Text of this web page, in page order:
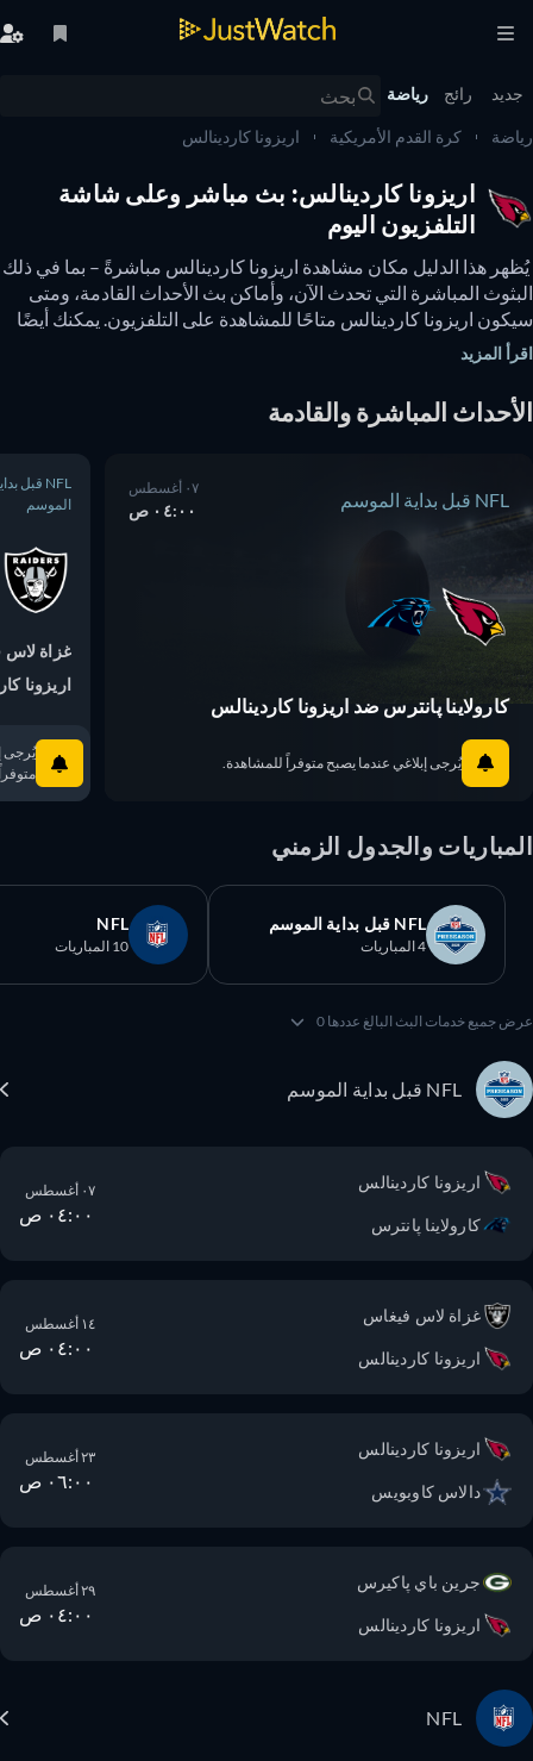
رائج رياضة
كرة القدم الأمريكية اريزونا كاردينالس
اريزونا كاردينالس: بث مباشر وعلى شاشة
التلفزيون اليوم
يُظهر هذا الدليل مكان مشاهدة اريزونا كاردينالس مباشرةً – بما في ذلك
البثوث المباشرة التي تحدث الآن، وأماكن بث الأحداث القادمة، ومتى
سيكون اريزونا كاردينالس متاحًا للمشاهدة على التلفزيون. يمكنك أيضًا
مجانًا.
المزيد
المباشرة والقادمة
NFL قبل بداية الموسم ٠٤:٠٠ ص
كارولاينا پانترس ضد اريزونا كاردينالس
يُرجى إبلاغي عندما يصبح متوفراً للمشاهدة.
NFL قبل بداية
الموسم
غزاة لاس
اريزونا
يُرجى
متوفراً
والجدول الزمني
NFL قبل بداية الموسم
4 المباريات
NFL
10 المباريات
جميع خدمات البث البالغ عددها 0
NFL قبل بداية الموسم
اريزونا كاردينالس
كارولاينا پانترس ٠٤:٠٠ ص
غزاة لاس فيغاس
اريزونا كاردينالس ٠٤:٠٠ ص
اريزونا كاردينالس
دالاس كاوبويس ٠٦:٠٠ ص
جرين باي پاكيرس
اريزونا كاردينالس ٠٤:٠٠ ص
NFL